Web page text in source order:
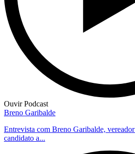
Ouvir Podcast
Breno Garibalde
Entrevista com Breno Garibalde,
candidato a...